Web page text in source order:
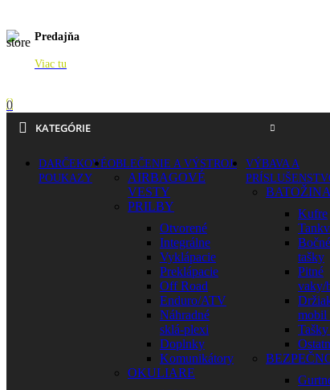
Predajňa
Viac tu
0
KATEGÓRIE
DARČEKOVÉ
POUKAZY
OBLEČENIE A VÝSTROJ
AIRBAGOVÉ
VESTY
PRILBY
Otvorené
Integrálne
Vyklápacie
Preklápacie
Off Road
Enduro/ATV
Náhradné
sklá-plexi
Doplnky
Komunikátory
OKULIARE
VÝBAVA A
BATOŽINA
Kufre
tašky
Pitné
vaky/
mobil